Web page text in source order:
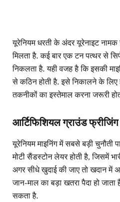
यूरेनियम धरती के अंदर यूरेनाइट
मिलता है. कई बार एक टन पत्थर से
निकलता है. यही वजह है कि इसकी
से कठिन होती है. इसे निकालने के लिए
तकनीकों का इस्तेमाल करना जरूरी
आर्टिफिशियल ग्राउंड फ्रीजिंग
यूरेनियम माइनिंग में सबसे बड़ी चुनौती
मोटी सैंडस्टोन लेयर होती है, जिसमें
अगर सीधे खुदाई की जाए तो खदान
जान-माल का बड़ा खतरा पैदा हो
सकता है.